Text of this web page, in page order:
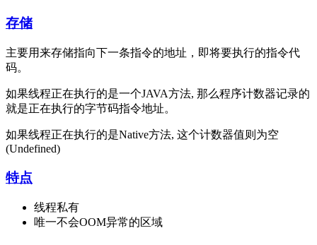
存储
主要用来存储指向下一条指令的地址，即将要执行的指令代
码。
如果线程正在执行的是一个JAVA方法, 那么程序计数器记录的
就是正在执行的字节码指令地址。
如果线程正在执行的是Native方法, 这个计数器值则为空
(Undefined)
特点
线程私有
唯一不会OOM异常的区域